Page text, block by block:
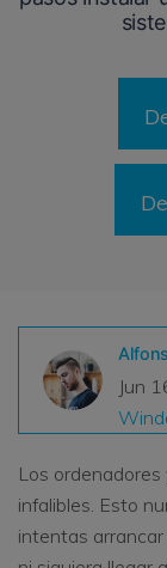
Otros
Repairit -
UBackit -
Recuperar
VER
Experto en
Temas
Jun
Los
infalibles. Esto
intentas